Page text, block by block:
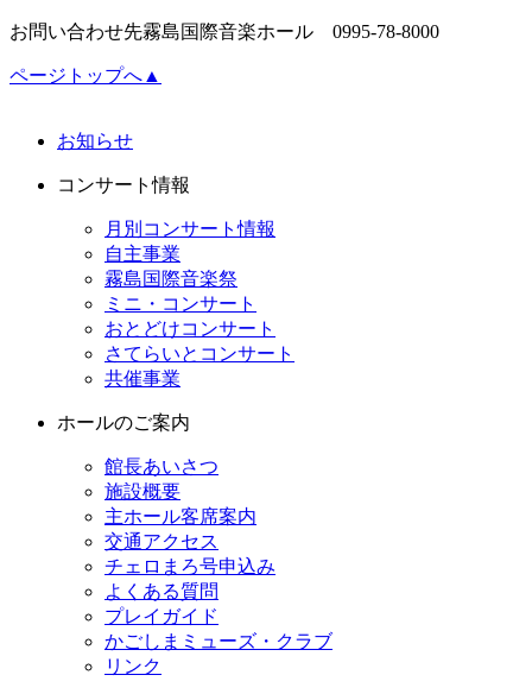
お問い合わせ先霧島国際音楽ホール 0995-78-8000
ページトップへ▲
お知らせ
コンサート情報
月別コンサート情報
自主事業
霧島国際音楽祭
ミニ・コンサート
おとどけコンサート
さてらいとコンサート
共催事業
ホールのご案内
館長あいさつ
施設概要
主ホール客席案内
交通アクセス
チェロまろ号申込み
よくある質問
プレイガイド
かごしまミューズ・クラブ
リンク